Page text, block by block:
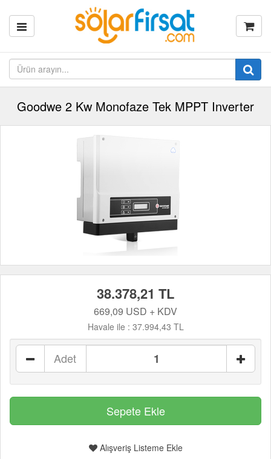
Goodwe 2 Kw Monofaze Tek MPPT Inverter
38.378,21 TL
669,09 USD + KDV
Havale ile : 37.994,43 TL
Adet
Alışveriş Listeme Ekle